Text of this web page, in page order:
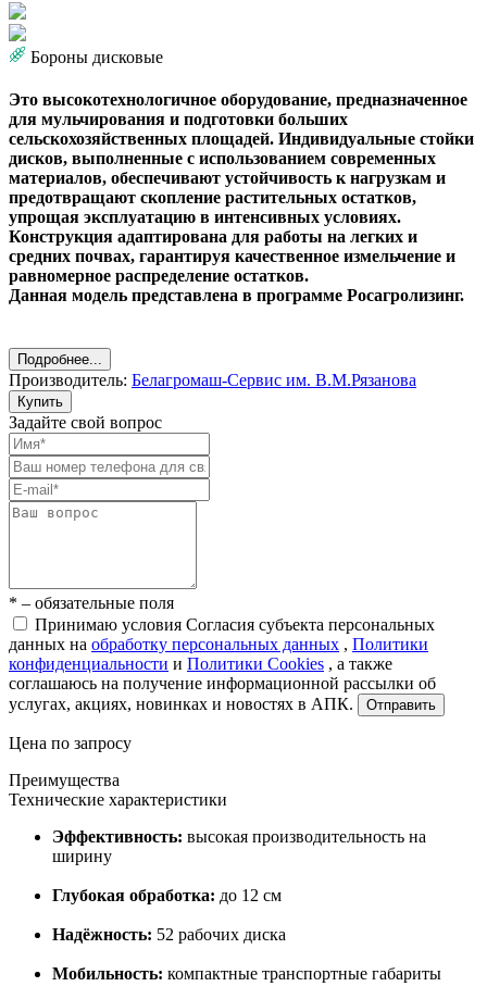
Бороны дисковые
Это высокотехнологичное оборудование, предназначенное
для мульчирования и подготовки больших
сельскохозяйственных площадей. Индивидуальные стойки
дисков, выполненные с использованием современных
материалов, обеспечивают устойчивость к нагрузкам и
предотвращают скопление растительных остатков,
упрощая эксплуатацию в интенсивных условиях.
Конструкция адаптирована для работы на легких и
средних почвах, гарантируя качественное измельчение и
равномерное распределение остатков.
Данная модель представлена в программе Росагролизинг.
Подробнее...
Производитель: Белагромаш-Сервис им. В.М.Рязанова
Купить
Задайте свой вопрос
* – обязательные поля
Принимаю условия Согласия субъекта персональных
данных на обработку персональных данных , Политики
конфиденциальности и Политики Cookies , а также
соглашаюсь на получение информационной рассылки об
услугах, акциях, новинках и новостях в АПК.
Отправить
Цена по запросу
Преимущества
Технические характеристики
Эффективность: высокая производительность на
ширину
Глубокая обработка: до 12 см
Надёжность: 52 рабочих диска
Мобильность: компактные транспортные габариты